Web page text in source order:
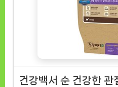
건강백서 순 건강한